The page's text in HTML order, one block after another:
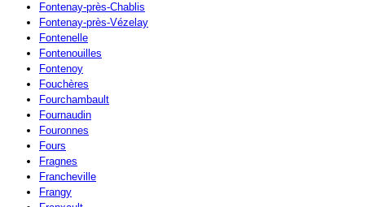
Fontenay-près-Chablis
Fontenay-près-Vézelay
Fontenelle
Fontenouilles
Fontenoy
Fouchères
Fourchambault
Fournaudin
Fouronnes
Fours
Fragnes
Francheville
Frangy